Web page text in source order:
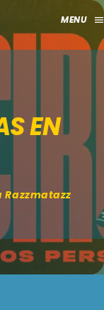
close
keyboard_arrow_down
EN
Razzmatazz